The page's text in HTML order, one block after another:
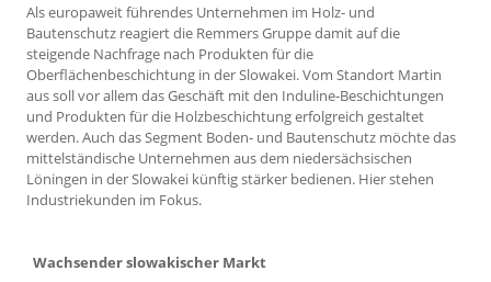
Als europaweit führendes Unternehmen im Holz- und
Bautenschutz reagiert die Remmers Gruppe damit auf die
steigende Nachfrage nach Produkten für die
Oberflächenbeschichtung in der Slowakei. Vom Standort Martin
aus soll vor allem das Geschäft mit den Induline-Beschichtungen
und Produkten für die Holzbeschichtung erfolgreich gestaltet
werden. Auch das Segment Boden- und Bautenschutz möchte das
mittelständische Unternehmen aus dem niedersächsischen
Löningen in der Slowakei künftig stärker bedienen. Hier stehen
Industriekunden im Fokus.
Wachsender slowakischer Markt